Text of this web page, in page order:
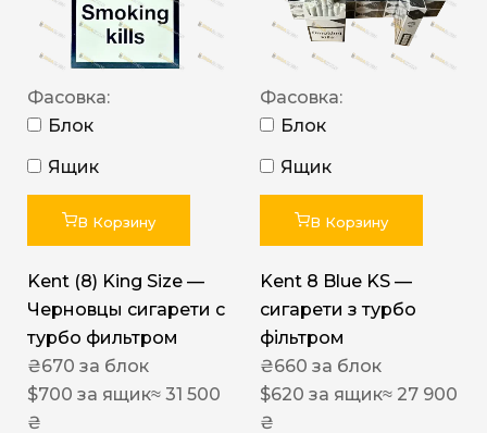
Фасовка:
Блок
Ящик
В Корзину
Kent (8) King Size —
Черновцы сигарети с
турбо фильтром
₴670 за блок
$700 за ящик≈ 31 500
₴
Фасовка:
Блок
Ящик
В Корзину
Kent 8 Blue KS —
сигарети з турбо
фільтром
₴660 за блок
$620 за ящик≈ 27 900
₴